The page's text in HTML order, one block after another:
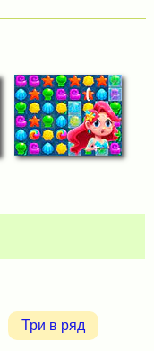
Три в ряд